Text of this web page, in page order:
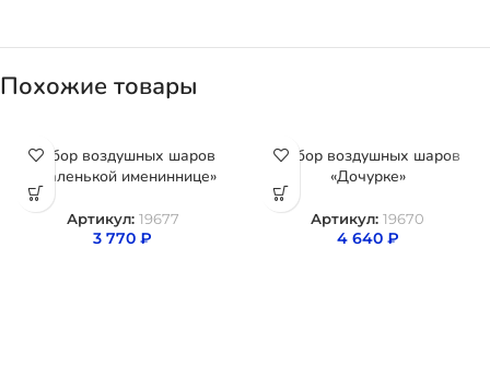
Похожие товары
Набор воздушных шаров
«Маленькой имениннице»
Артикул: 19677
3 770 ₽
Набор воздушных шаров
«Дочурке»
Артикул: 19670
4 640 ₽